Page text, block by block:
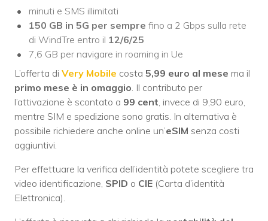
minuti e SMS illimitati
150 GB in 5G per sempre fino a 2 Gbps sulla rete
di WindTre entro il 12/6/25
7,6 GB per navigare in roaming in Ue
L’offerta di Very Mobile costa 5,99 euro al mese ma il
primo mese è in omaggio. Il contributo per
l’attivazione è scontato a 99 cent, invece di 9,90 euro,
mentre SIM e spedizione sono gratis. In alternativa è
possibile richiedere anche online un’eSIM senza costi
aggiuntivi.
Per effettuare la verifica dell’identità potete scegliere tra
video identificazione, SPID o CIE (Carta d’identità
Elettronica).